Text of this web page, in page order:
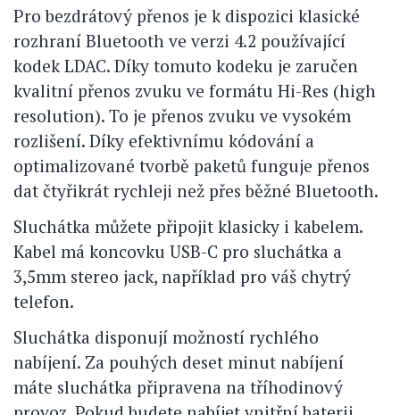
Pro bezdrátový přenos je k dispozici klasické
rozhraní Bluetooth ve verzi 4.2 používající
kodek LDAC. Díky tomuto kodeku je zaručen
kvalitní přenos zvuku ve formátu Hi-Res (high
resolution). To je přenos zvuku ve vysokém
rozlišení. Díky efektivnímu kódování a
optimalizované tvorbě paketů funguje přenos
dat čtyřikrát rychleji než přes běžné Bluetooth.
Sluchátka můžete připojit klasicky i kabelem.
Kabel má koncovku USB-C pro sluchátka a
3,5mm stereo jack, například pro váš chytrý
telefon.
Sluchátka disponují možností rychlého
nabíjení. Za pouhých deset minut nabíjení
máte sluchátka připravena na tříhodinový